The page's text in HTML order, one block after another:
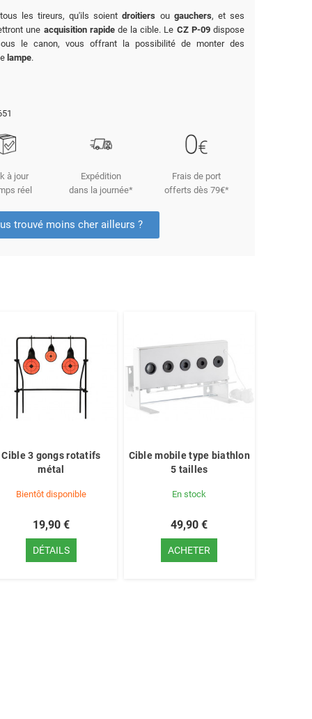
les tireurs, qu'ils soientdroitiers ou gauchers, et ses
une acquisition rapidede la cible. Le CZ P-09dispose
le canon, vous offrant la possibilité de monter des
lampe.
à jour
réel
Expédition
dans la journée*
Frais de port
offerts dès 79€*
trouvé moins cher ailleurs ?
Cible 3 gongs rotatifs
métal
Bientôt disponible
19,90 €
DÉTAILS
Cible mobile type biathlon
5 tailles
En stock
49,90 €
ACHETER